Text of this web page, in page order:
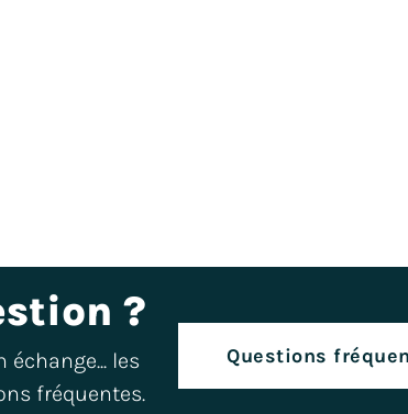
?
les
fréquentes.
Questions